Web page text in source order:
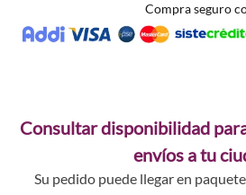
Compra seguro
Consultar disponibilidad
envíos a tu
Su pedido puede llegar en